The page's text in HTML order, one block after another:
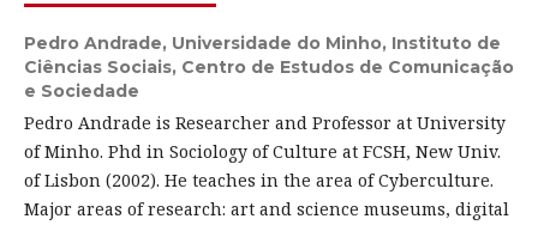
Pedro Andrade, Universidade do Minho, Instituto de
Ciências Sociais, Centro de Estudos de Comunicação
e Sociedade
Pedro Andrade is Researcher and Professor at University
of Minho. Phd in Sociology of Culture at FCSH, New Univ.
of Lisbon (2002). He teaches in the area of Cyberculture.
Major areas of research: art and science museums, digital